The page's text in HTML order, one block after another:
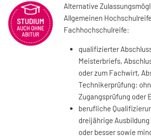
Alternative
Allgemeinen
Fachhochschulreife:
qualifizierter
Meisterbriefs,
oder zum Fachwirt,
Technikerprüfung:
Zugangsprüfung oder
berufliche
dreijährige
oder besser sowie